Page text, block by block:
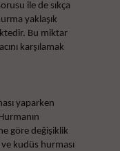
ile de sıkça
yaklaşık
Bu miktar
karşılamak
yaparken
göre değişiklik
kudüs hurması